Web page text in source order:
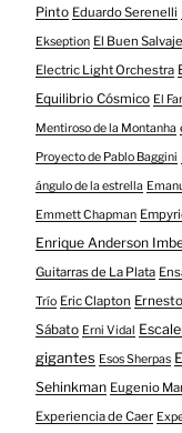
Pinto Eduardo Serenelli
Ekseption El Buen Salvaje
Electric Light Orchestra
Equilibrio Cósmico El
Mentiroso de la Montanha
Proyecto de Pablo Baggini
ángulo de la estrella
Emmett Chapman
Enrique Anderson
Guitarras de La Plata
Trío Eric Clapton
Sábato Erni Vidal
gigantes Esos Sherpas
Sehinkman Eugenio
Experiencia de Caer